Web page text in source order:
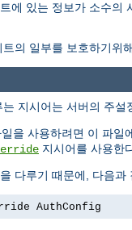
에 있는 정보가 소수의
의 일부를 보호하기위
는 지시어는 서버의 주설
을 사용하려면 이 파일
지시어를 사용한
다루기 때문에, 다음과
AuthConfig